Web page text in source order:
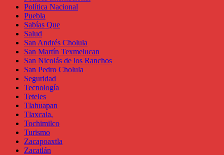
Política Nacional
Puebla
Sabías Que
Salud
San Andrés Cholula
San Martín Texmelucan
San Nicolás de los Ranchos
San Pedro Cholula
Seguridad
Tecnología
Teteles
Tlahuapan
Tlaxcala,
Tochimilco
Turismo
Zacapoaxtla
Zacatlán